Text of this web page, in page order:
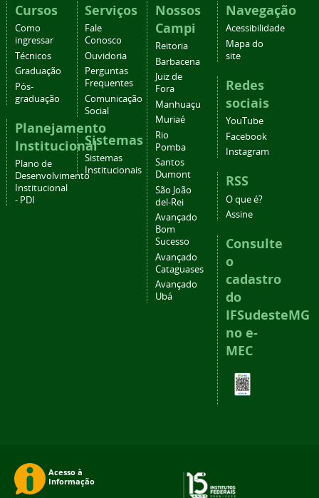
Cursos
Como
ingressar
Técnicos
Graduação
Pós-
graduação
Planejamento
Institucional
Plano de
Desenvolvimento
Institucional
- PDI
Serviços
Fale
Conosco
Ouvidoria
Perguntas
Frequentes
Comunicação
Social
Sistemas
Sistemas
Institucionais
Nossos
Campi
Reitoria
Barbacena
Juiz de
Fora
Manhuaçu
Muriaé
Rio
Pomba
Santos
Dumont
São João
del-Rei
Avançado
Bom
Sucesso
Avançado
Cataguases
Avançado
Ubá
Navegação
Acessibilidade
Mapa do
site
Redes
sociais
YouTube
Facebook
Instagram
RSS
O que é?
Assine
Consulte
o
cadastro
do
IFSudesteMG
no e-
MEC